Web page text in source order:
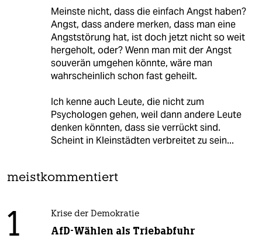
Meinste nicht, dass die einfach Angst haben?
Angst, dass andere merken, dass man eine
Angststörung hat, ist doch jetzt nicht so weit
hergeholt, oder? Wenn man mit der Angst
souverän umgehen könnte, wäre man
wahrscheinlich schon fast geheilt.
Ich kenne auch Leute, die nicht zum
Psychologen gehen, weil dann andere Leute
denken könnten, dass sie verrückt sind.
Scheint in Kleinstädten verbreitet zu sein...
meistkommentiert
1 Krise der Demokratie
AfD-Wählen als Triebabfuhr